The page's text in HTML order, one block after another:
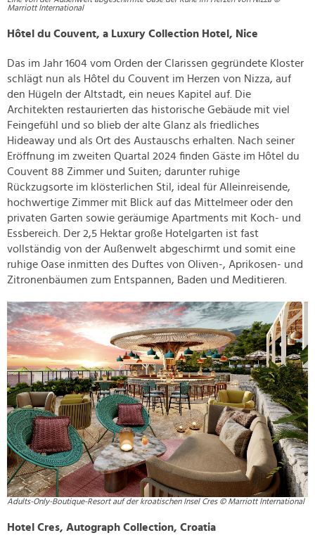
Marriott International
Hôtel du Couvent, a Luxury Collection Hotel, Nice
Das im Jahr 1604 vom Orden der Clarissen gegründete Kloster
schlägt nun als Hôtel du Couvent im Herzen von Nizza, auf
den Hügeln der Altstadt, ein neues Kapitel auf. Die
Architekten restaurierten das historische Gebäude mit viel
Feingefühl und so blieb der alte Glanz als friedliches
Hideaway und als Ort des Austauschs erhalten. Nach seiner
Eröffnung im zweiten Quartal 2024 finden Gäste im Hôtel du
Couvent 88 Zimmer und Suiten; darunter ruhige
Rückzugsorte im klösterlichen Stil, ideal für Alleinreisende,
hochwertige Zimmer mit Blick auf das Mittelmeer oder den
privaten Garten sowie geräumige Apartments mit Koch- und
Essbereich. Der 2,5 Hektar große Hotelgarten ist fast
vollständig von der Außenwelt abgeschirmt und somit eine
ruhige Oase inmitten des Duftes von Oliven-, Aprikosen- und
Zitronenbäumen zum Entspannen, Baden und Meditieren.
Adults-Only-Boutique-Resort auf der kroatischen Insel Cres © Marriott International
Hotel Cres, Autograph Collection, Croatia